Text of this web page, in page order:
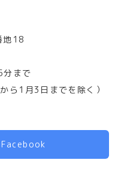
地18
まで
ら1月3日までを除く）
Facebook